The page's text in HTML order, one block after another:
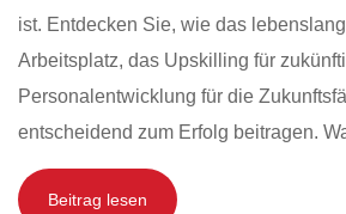
ist. Entdecken Sie, wie das
Arbeitsplatz, das Upskilling für
Personalentwicklung für die
entscheidend zum Erfolg beitragen.
Beitrag lesen